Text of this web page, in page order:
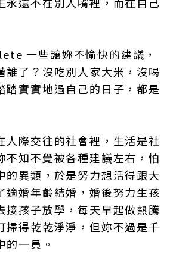
一些讓妳不愉快的建議，
誰了？沒吃別人家大米，沒喝
踏實實地過自己的日子，都是
人際交往的社會裡，生活是社
不知不覺被各種建議左右，怕
的異類，於是努力想活得跟大
適婚年齡結婚，婚後努力生孩
接孩子放學，每天早起做熱騰
掃得乾乾淨淨，但妳不過是千
的一員。